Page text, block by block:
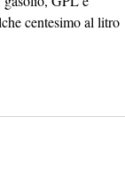
centesimo al litro